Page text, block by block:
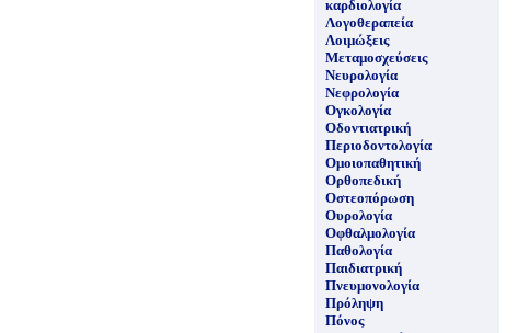
καρδιολογία
Λογοθεραπεία
Λοιμώξεις
Μεταμοσχεύσεις
Νευρολογία
Νεφρολογία
Ογκολογία
Οδοντιατρική
Περιοδοντολογία
Ομοιοπαθητική
Ορθοπεδική
Οστεοπόρωση
Ουρολογία
Οφθαλμολογία
Παθολογία
Παιδιατρική
Πνευμονολογία
Πρόληψη
Πόνος